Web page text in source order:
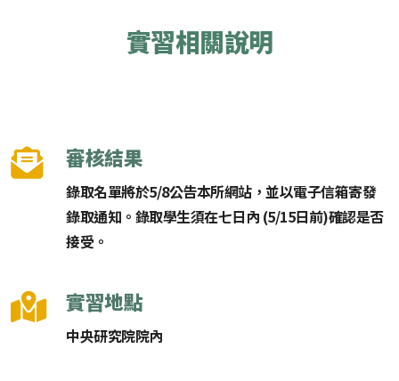
實習相關說明
審核結果
錄取名單將於5/8公告本所網站，並以電子信箱寄發
錄取通知。錄取學生須在七日內 (5/15日前)確認是否
接受。
實習地點
中央研究院院內